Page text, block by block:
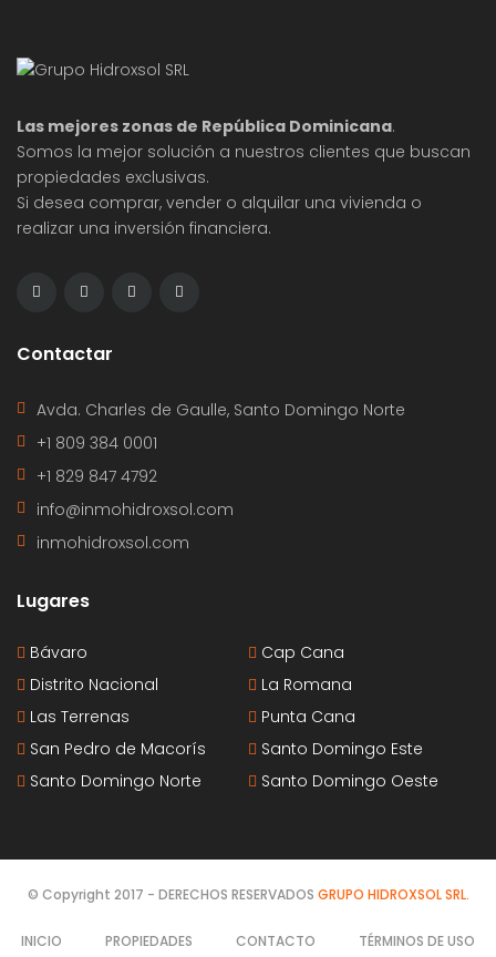
Las mejores zonas de República Dominicana.
Somos la mejor solución a nuestros clientes que buscan
propiedades exclusivas.
Si desea comprar, vender o alquilar una vivienda o
realizar una inversión financiera.
Contactar
Avda. Charles de Gaulle, Santo Domingo Norte
+1 809 384 0001
+1 829 847 4792
info@inmohidroxsol.com
inmohidroxsol.com
Lugares
Bávaro
Cap Cana
Distrito Nacional
La Romana
Las Terrenas
Punta Cana
San Pedro de Macorís
Santo Domingo Este
Santo Domingo Norte
Santo Domingo Oeste
© Copyright 2017 - DERECHOS RESERVADOS GRUPO HIDROXSOL SRL.
INICIO PROPIEDADES CONTACTO TÉRMINOS DE USO